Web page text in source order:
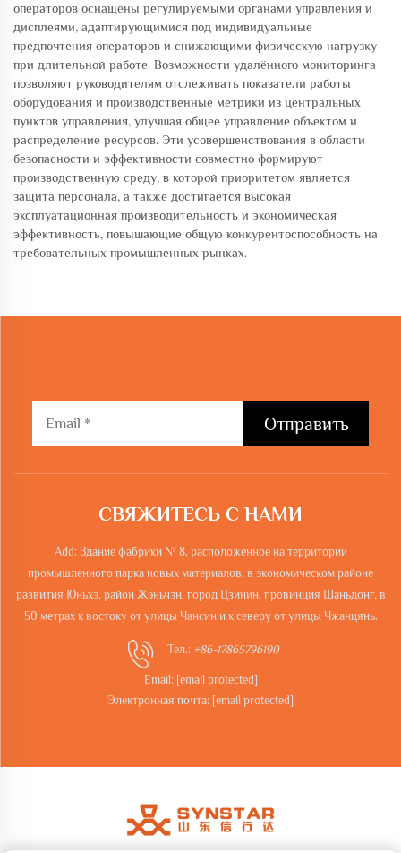
операторов оснащены регулируемыми органами управления и
дисплеями, адаптирующимися под индивидуальные
предпочтения операторов и снижающими физическую нагрузку
при длительной работе. Возможности удалённого мониторинга
позволяют руководителям отслеживать показатели работы
оборудования и производственные метрики из центральных
пунктов управления, улучшая общее управление объектом и
распределение ресурсов. Эти усовершенствования в области
безопасности и эффективности совместно формируют
производственную среду, в которой приоритетом является
защита персонала, а также достигается высокая
эксплуатационная производительность и экономическая
эффективность, повышающие общую конкурентоспособность на
требовательных промышленных рынках.
Отправить
СВЯЖИТЕСЬ С НАМИ
Add: Здание фабрики № 8, расположенное на территории
промышленного парка новых материалов, в экономическом районе
развития Юньхэ, район Жэньчэн, город Цзинин, провинция Шаньдонг, в
50 метрах к востоку от улицы Чансин и к северу от улицы Чжанцянь.
Тел.: +86-17865796190
Email: [email protected]
Электронная почта: [email protected]